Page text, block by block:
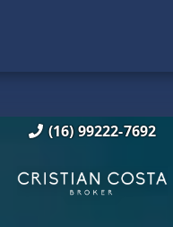
(16) 99222-7692